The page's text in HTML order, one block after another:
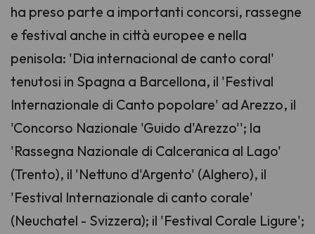
ha preso parte a importanti concorsi, rassegne
e festival anche in città europee e nella
penisola: 'Dia internacional de canto coral'
tenutosi in Spagna a Barcellona, il 'Festival
Internazionale di Canto popolare' ad Arezzo, il
'Concorso Nazionale 'Guido d'Arezzo''; la
'Rassegna Nazionale di Calceranica al Lago'
(Trento), il 'Nettuno d'Argento' (Alghero), il
'Festival Internazionale di canto corale'
(Neuchatel - Svizzera); il 'Festival Corale Ligure';